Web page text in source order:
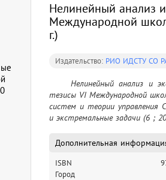
Нелинейный анализ
Международной
г.)
Издательство: РИО ИДСТУ СО
тезисы VI Международной
систем и теории управления
и экстремальные задачи (6 ;
Дополнительная
ISBN
Город